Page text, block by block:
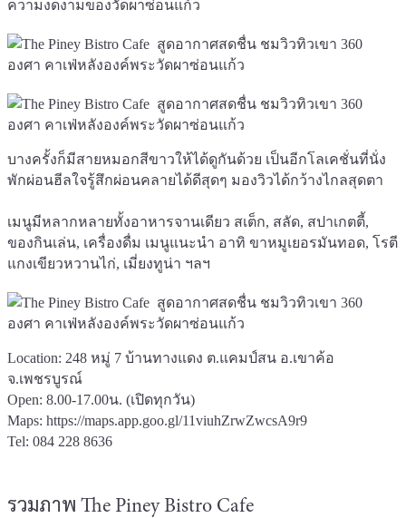
ความงดงามของวัดผาซ่อนแก้ว
บางครั้งก็มีสายหมอกสีขาวให้ได้ดูกันด้วย เป็นอีกโลเคชั่นที่นั่ง
พักผ่อนฮีลใจรู้สึกผ่อนคลายได้ดีสุดๆ มองวิวได้กว้างไกลสุดตา
เมนูมีหลากหลายทั้งอาหารจานเดียว สเต็ก, สลัด, สปาเกตตี้,
ของกินเล่น, เครื่องดื่ม เมนูแนะนำ อาทิ ขาหมูเยอรมันทอด, โรตี
แกงเขียวหวานไก่, เมี่ยงทูน่า ฯลฯ
Location: 248 หมู่ 7 บ้านทางแดง ต.แคมป์สน อ.เขาค้อ
จ.เพชรบูรณ์
Open: 8.00-17.00น. (เปิดทุกวัน)
Maps: https://maps.app.goo.gl/11viuhZrwZwcsA9r9
Tel: 084 228 8636
รวมภาพ The Piney Bistro Cafe